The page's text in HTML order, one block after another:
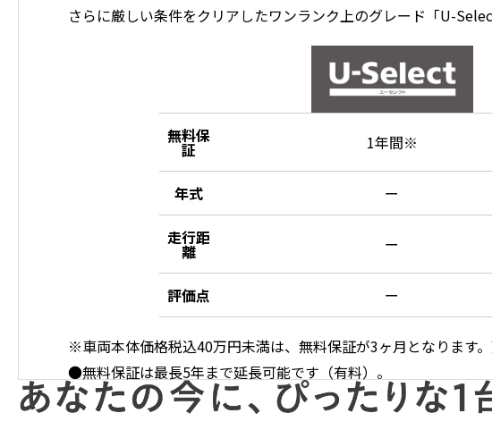
さらに厳しい条件をクリアしたワンランク上のグレード「U-
無料保
証 1年間※
年式 ー
走行距
離 ー
評価点 ー
※車両本体価格税込40万円未満は、無料保証が3ヶ月となります
●無料保証は最長5年まで延長可能です（有料）。